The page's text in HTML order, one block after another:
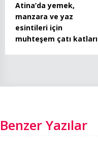
Atina’da yemek,
manzara ve yaz
esintileri için
muhteşem çatı katları
Benzer Yazılar